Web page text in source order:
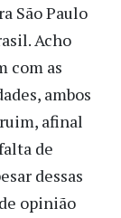
São Paulo
Acho
com as
ambos
afinal
de
dessas
opinião